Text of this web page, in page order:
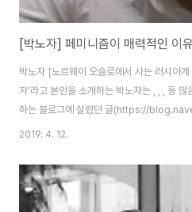
[박노자] 페미니즘이 매력적인 이유
박노자 [노르웨이 오슬로에서 사는 러시아
자’라고 본인을 소개하는 박노자는 , , , 등
하는 블로그에 실렸던 글(https://
다시 옮겨서 실을 수 있도록 허락해 준 것에
산수단에 대한 직접생산담당자들의 민주적
획 경제가 멸망으로 치닫고 있는 이 세계를
고 믿고 있습니다. 단기적, 중기적으로는 모
2019. 4. 12.